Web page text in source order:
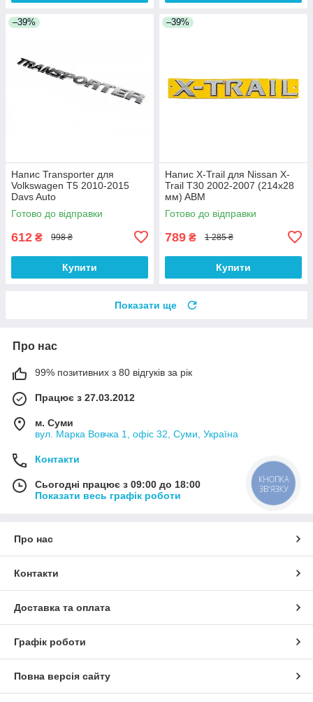
–39%
Напис Transporter для
Volkswagen T5 2010-2015
Davs Auto
Готово до відправки
612 ₴ 998 ₴
Купити
–39%
Напис X-Trail для Nissan X-
Trail T30 2002-2007 (214х28
мм) ABM
Готово до відправки
789 ₴ 1 285 ₴
Купити
Показати ще
Про нас
99% позитивних з 80 відгуків за рік
Працює з 27.03.2012
м. Суми
вул. Марка Вовчка 1, офіс 32, Суми, Україна
Контакти
Сьогодні працює з 09:00 до 18:00
Показати весь графік роботи
Про нас
Контакти
Доставка та оплата
Графік роботи
Повна версія сайту
КНОПКА
ЗВ'ЯЗКУ